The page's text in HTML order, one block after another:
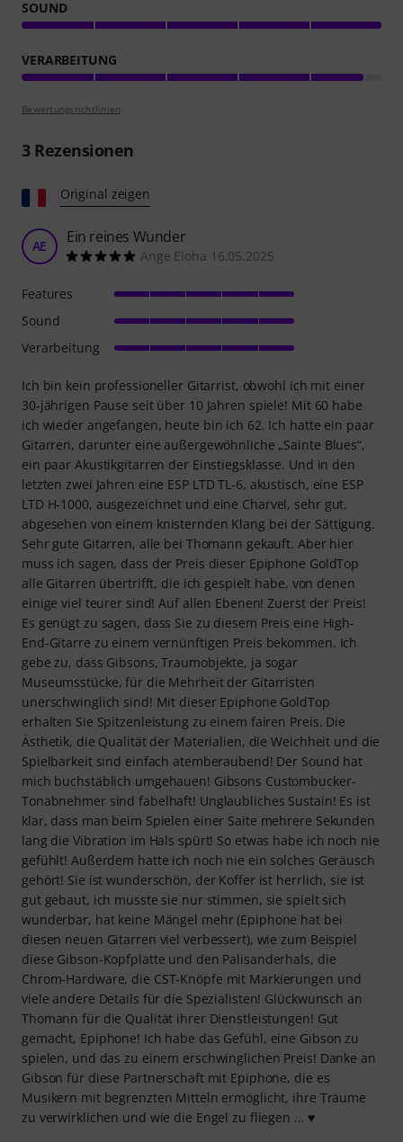
SOUND
VERARBEITUNG
Bewertungsrichtlinien
3Rezensionen
Original zeigen
AE Ein reines Wunder
Ange Eloha 16.05.2025
Ich bin kein professioneller Gitarrist, obwohl ich mit einer
30-jährigen Pause seit über 10 Jahren spiele! Mit 60 habe
ich wieder angefangen, heute bin ich 62. Ich hatte ein paar
Gitarren, darunter eine außergewöhnliche „Sainte Blues“,
ein paar Akustikgitarren der Einstiegsklasse. Und in den
letzten zwei Jahren eine ESP LTD TL-6, akustisch, eine ESP
LTD H-1000, ausgezeichnet und eine Charvel, sehr gut,
abgesehen von einem knisternden Klang bei der Sättigung.
Sehr gute Gitarren, alle bei Thomann gekauft. Aber hier
muss ich sagen, dass der Preis dieser Epiphone GoldTop
alle Gitarren übertrifft, die ich gespielt habe, von denen
einige viel teurer sind! Auf allen Ebenen! Zuerst der Preis!
Es genügt zu sagen, dass Sie zu diesem Preis eine High-
End-Gitarre zu einem vernünftigen Preis bekommen. Ich
gebe zu, dass Gibsons, Traumobjekte, ja sogar
Museumsstücke, für die Mehrheit der Gitarristen
unerschwinglich sind! Mit dieser Epiphone GoldTop
erhalten Sie Spitzenleistung zu einem fairen Preis. Die
Ästhetik, die Qualität der Materialien, die Weichheit und die
Spielbarkeit sind einfach atemberaubend! Der Sound hat
mich buchstäblich umgehauen! Gibsons Custombucker-
Tonabnehmer sind fabelhaft! Unglaubliches Sustain! Es ist
klar, dass man beim Spielen einer Saite mehrere Sekunden
lang die Vibration im Hals spürt! So etwas habe ich noch nie
gefühlt! Außerdem hatte ich noch nie ein solches Geräusch
gehört! Sie ist wunderschön, der Koffer ist herrlich, sie ist
gut gebaut, ich musste sie nur stimmen, sie spielt sich
wunderbar, hat keine Mängel mehr (Epiphone hat bei
diesen neuen Gitarren viel verbessert), wie zum Beispiel
diese Gibson-Kopfplatte und den Palisanderhals, die
Chrom-Hardware, die CST-Knöpfe mit Markierungen und
viele andere Details für die Spezialisten! Glückwunsch an
Thomann für die Qualität ihrer Dienstleistungen! Gut
gemacht, Epiphone! Ich habe das Gefühl, eine Gibson zu
spielen, und das zu einem erschwinglichen Preis! Danke an
Gibson für diese Partnerschaft mit Epiphone, die es
Musikern mit begrenzten Mitteln ermöglicht, ihre Träume
zu verwirklichen und wie die Engel zu fliegen … ♥
Features
Sound
Verarbeitung